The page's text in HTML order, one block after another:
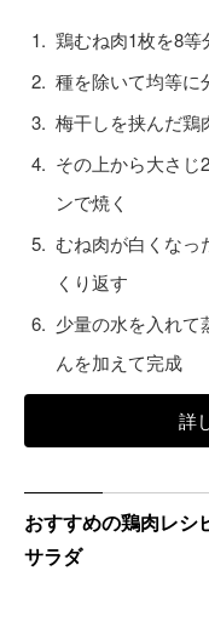
鶏むね肉1枚を8等
種を除いて均等に
梅干しを挟んだ鶏
その上から大さじ
ンで焼く
むね肉が白くなっ
くり返す
少量の水を入れて
んを加えて完成
詳
おすすめの鶏肉レシ
サラダ